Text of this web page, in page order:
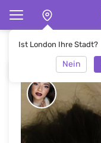
Ist London Ihre Stadt?
Nein
Hauptseite Make-up